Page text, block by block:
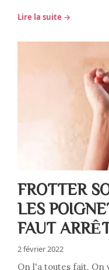
Lire la suite →
FROTTER
LES
FAUT
2 février 2022
On l'a toutes fait.